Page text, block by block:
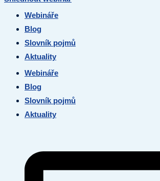
Webináře
Blog
Slovník pojmů
Aktuality
Webináře
Blog
Slovník pojmů
Aktuality